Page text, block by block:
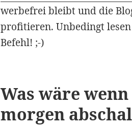
werbefrei bleibt und die
profitieren. Unbedingt
Befehl! ;-)
Was wäre
morgen